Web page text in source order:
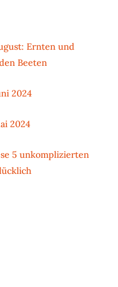
Ernten und
Beeten
2024
2024
5 unkomplizierten